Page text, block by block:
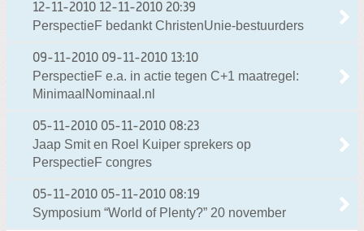
12-11-2010 12-11-2010 20:39
PerspectieF bedankt ChristenUnie-bestuurders
09-11-2010 09-11-2010 13:10
PerspectieF e.a. in actie tegen C+1 maatregel:
MinimaalNominaal.nl
05-11-2010 05-11-2010 08:23
Jaap Smit en Roel Kuiper sprekers op
PerspectieF congres
05-11-2010 05-11-2010 08:19
Symposium “World of Plenty?” 20 november